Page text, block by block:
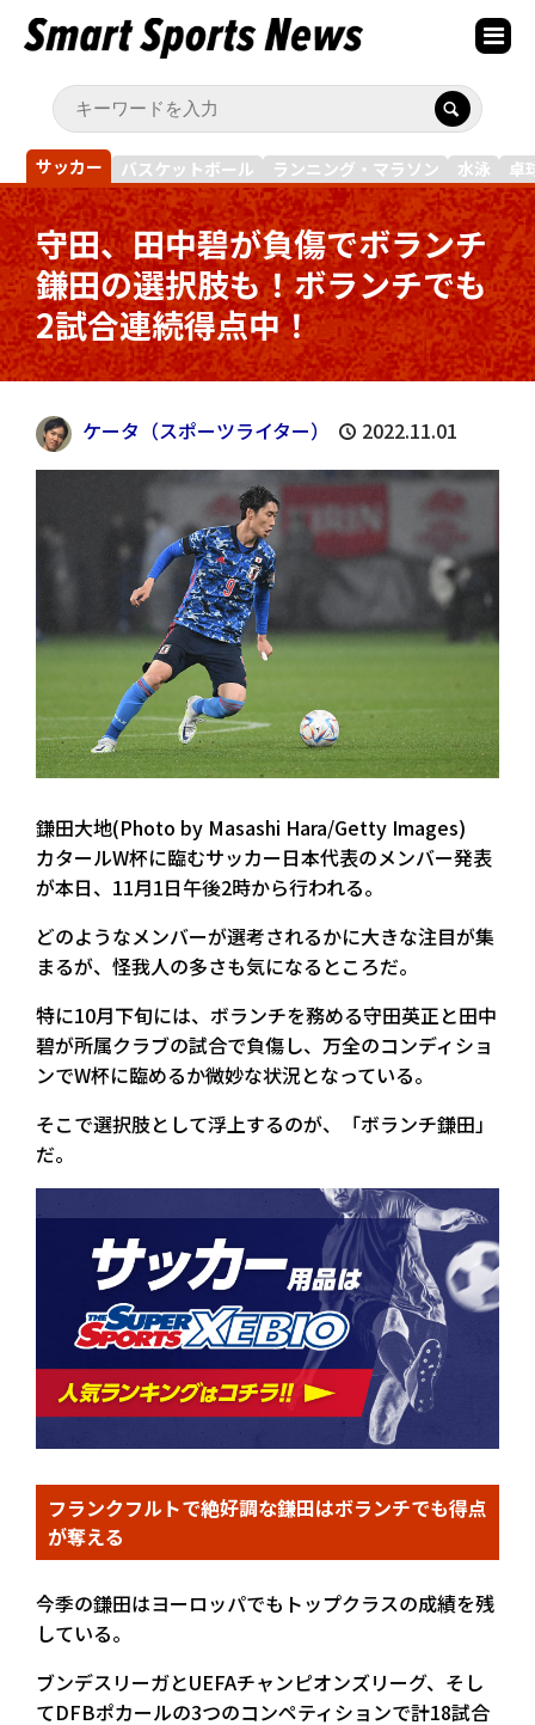
サッカー バスケットボール ランニング・マラソン 水泳 卓
守田、田中碧が負傷でボランチ
鎌田の選択肢も！ボランチでも
2試合連続得点中！
ケータ（スポーツライター） 2022.11.01
鎌田大地(Photo by Masashi Hara/Getty Images)
カタールW杯に臨むサッカー日本代表のメンバー発表
が本日、11月1日午後2時から行われる。
どのようなメンバーが選考されるかに大きな注目が集
まるが、怪我人の多さも気になるところだ。
特に10月下旬には、ボランチを務める守田英正と田中
碧が所属クラブの試合で負傷し、万全のコンディショ
ンでW杯に臨めるか微妙な状況となっている。
そこで選択肢として浮上するのが、「ボランチ鎌田」
だ。
フランクフルトで絶好調な鎌田はボランチでも得点
が奪える
今季の鎌田はヨーロッパでもトップクラスの成績を残
している。
ブンデスリーガとUEFAチャンピオンズリーグ、そし
てDFBポカールの3つのコンペティションで計18試合